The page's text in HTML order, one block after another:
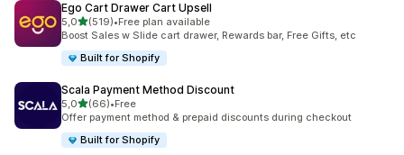
Ego Cart Drawer Cart Upsell
5,0na 5 gwiazdek
(519)
Łączna liczba recenzji: 519
•Free plan available
Boost Sales w Slide cart drawer, Rewards bar, Free Gifts, etc
Built for Shopify
Scala Payment Method Discount
5,0na 5 gwiazdek
(66)
Łączna liczba recenzji: 66
•Free
Offer payment method & prepaid discounts during checkout
Built for Shopify